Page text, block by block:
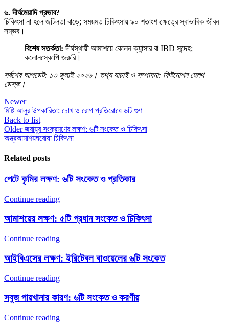
৬. দীর্ঘমেয়াদি প্রভাব?
চিকিৎসা না হলে জটিলতা বাড়ে; সময়মত চিকিৎসায় ৯০ শতাংশ ক্ষেত্রে স্বাভাবিক জীবন
সম্ভব।
বিশেষ সতর্কতা: দীর্ঘস্থায়ী আমাশয়ে কোলন ক্যান্সার বা IBD সন্দেহ;
কলোনস্কোপি জরুরি।
সর্বশেষ আপডেট: ১৩ জুলাই ২০২৬। তথ্য যাচাই ও সম্পাদনা: ফিটনোশন হেলথ
ডেস্ক।
Newer
মিষ্টি আলুর উপকারিতা: চোখ ও রোগ প্রতিরোধে ৬টি গুণ
Back to list
Older জরায়ুর সংক্রমণের লক্ষণ: ৬টি সংকেত ও চিকিৎসা
অন্ত্রআমাশয়ঘরোয়া চিকিৎসা
Related posts
পেটে কৃমির লক্ষণ: ৬টি সংকেত ও প্রতিকার
Continue reading
আমাশয়ের লক্ষণ: ৫টি প্রধান সংকেত ও চিকিৎসা
Continue reading
আইবিএসের লক্ষণ: ইরিটেবল বাওয়েলের ৬টি সংকেত
Continue reading
সবুজ পায়খানার কারণ: ৬টি সংকেত ও করণীয়
Continue reading